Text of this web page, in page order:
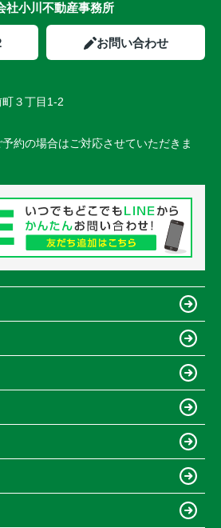
社小川不動産事務所
お問い合わせ
３丁目1-2
約の場合はご対応させていただきま